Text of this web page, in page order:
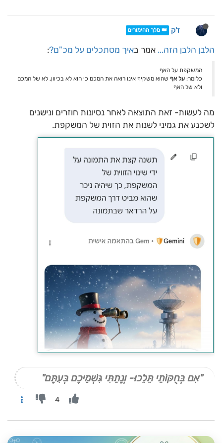
ז'ק 👑 מלך ההימורים
הלבן הלבן הזה... אמר באיך מסתכלים על מכ"ם?:
המשקפת על האף
כלומר: על אף שהוא משקיף אינו רואה את המכם כי הוא לא בכיוון, לא של המכם
ולא של האף
מה לעשות- זאת התוצאה לאחר נסיונות חוזרים ונישנים
לשכנע את גמיני לשנות את הזוית של המשקפת.
"אִם בְּחֻקּוֹתַי תֵּלֵכוּ- וְנָתַתִּי גִּשְׁמֵיכֶם בְּעִתָּם"
4